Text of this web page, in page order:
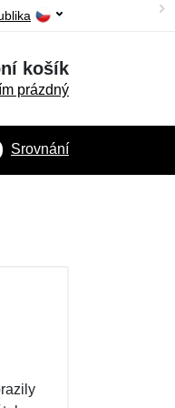
košík
prázdný
Srovnání